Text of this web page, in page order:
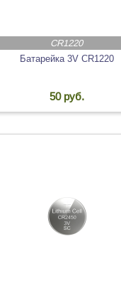
CR1220
Батарейка 3V CR1220
50 руб.